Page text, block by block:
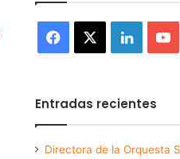
Facebook
Entradas recientes
Directora de la Orquesta